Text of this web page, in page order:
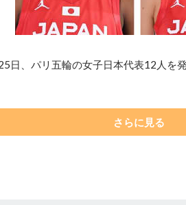
日、パリ五輪の女子日本代表12人
さらに見る